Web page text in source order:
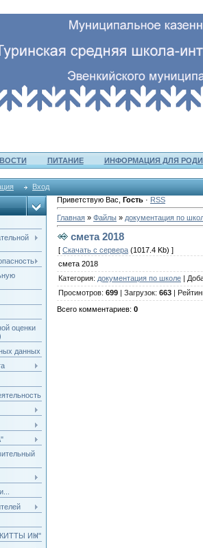
ПИТАНИЕ ИНФОРМАЦИЯ ДЛЯ
Вход
оценки
данных
ИН"
Приветствую Вас Гость · RSS
Главная » Файлы » документация по
смета 2018
[ Скачать с сервера (1017.4 Kb) ]
смета 2018
Категория: документация по школе
Просмотров: 699 Загрузок: 663
Всего комментариев: 0